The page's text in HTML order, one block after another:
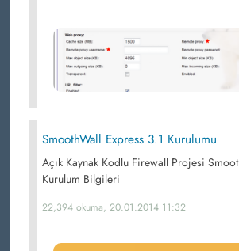
SmoothWall Express 3.1 Kurulumu
Açık Kaynak Kodlu Firewall Projesi
Kurulum Bilgileri
22,394 okuma, 20.01.2014 11:32